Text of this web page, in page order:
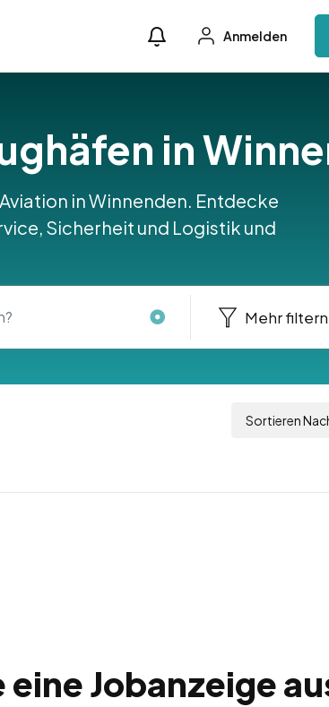
Anmelden
in
in Winnenden. Entdecke
Sicherheit und Logistik und
Mehr filtern
Sortieren
eine Jobanzeige